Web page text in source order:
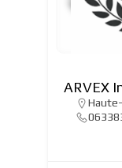
ARVEX